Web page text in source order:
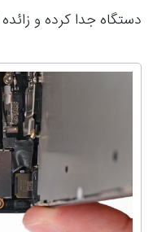
دستگاه جدا کرده و